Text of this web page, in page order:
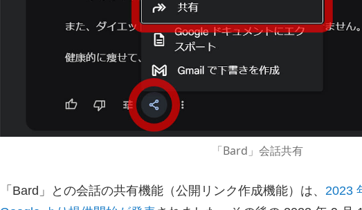
「Bard」会話共有
「Bard」との会話の共有機能（公開リンク作成機能）は、 2023